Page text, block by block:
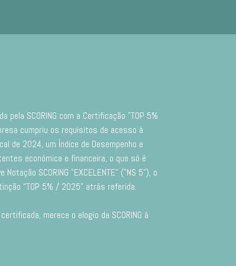
pela SCORING com a Certificação "TOP 5%
cumpriu os requisitos de acesso à
de 2024, um Índice de Desempenho e
económica e financeira, o que só é
SCORING "EXCELENTE" ("NS 5"), o
“TOP 5% / 2025” atrás referida.
merece o elogio da SCORING à